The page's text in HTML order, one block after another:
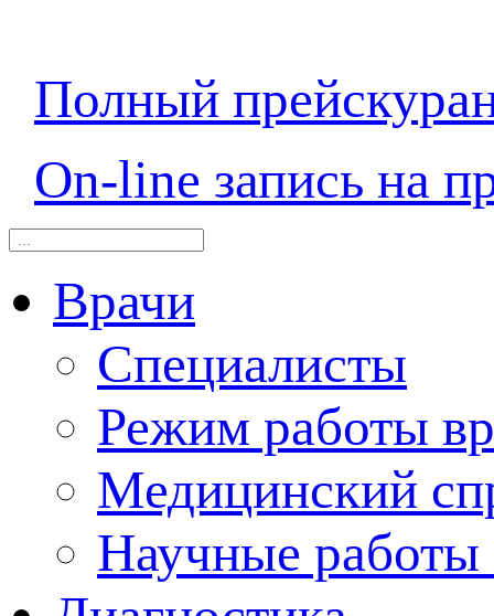
Полный
On-line запись на
Врачи
Специалисты
Режим работы
Медицинский
Научные работы